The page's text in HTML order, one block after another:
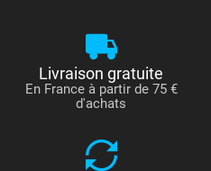
Livraison gratuite
En France à partir de 75 €
d'achats